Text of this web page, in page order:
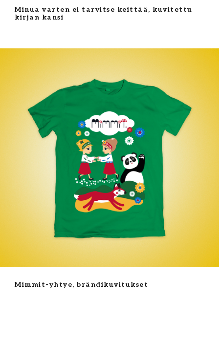
Minua varten ei tarvitse keittää, kuvitettu
kirjan kansi
Mimmit-yhtye, brändikuvitukset